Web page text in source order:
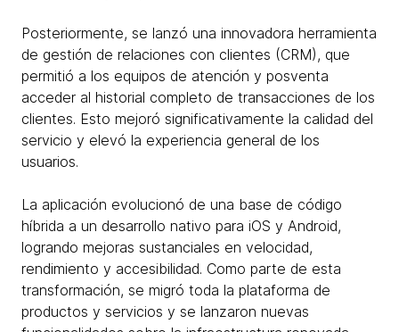
Posteriormente, se lanzó una innovadora herramienta
de gestión de relaciones con clientes (CRM), que
permitió a los equipos de atención y posventa
acceder al historial completo de transacciones de los
clientes. Esto mejoró significativamente la calidad del
servicio y elevó la experiencia general de los
usuarios.
La aplicación evolucionó de una base de código
híbrida a un desarrollo nativo para iOS y Android,
logrando mejoras sustanciales en velocidad,
rendimiento y accesibilidad. Como parte de esta
transformación, se migró toda la plataforma de
productos y servicios y se lanzaron nuevas